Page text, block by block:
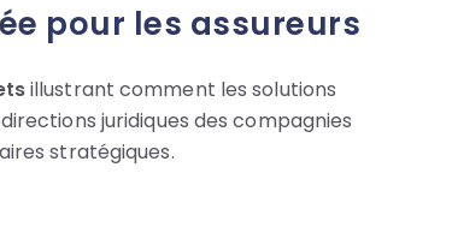
pour les assureurs
illustrant comment les solutions
juridiques des compagnies
stratégiques.